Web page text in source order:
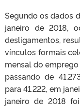
Segundo os dados
janeiro de 2018,
desligamentos,
vínculos formais
mensal do
passando de
para 41.222, em
janeiro de 2018